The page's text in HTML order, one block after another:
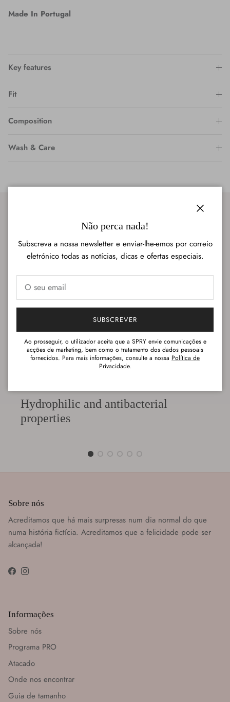
Made In Portugal
Key features
Fit
Composition
Wash & Care
Hydrophilic and antibacterial
properties
Sobre nós
Acreditamos que há mais surpresas num dia normal do que
numa história fictícia. Acreditamos que a felicidade pode ser
alcançada!
FacebookInstagram
Informações
Sobre nós
Programa PRO
Atacado
Onde nos encontrar
Guia de tamanho
Não perca nada!
Subscreva a nossa newsletter e enviar-lhe-emos por correio
eletrónico todas as notícias, dicas e ofertas especiais.
SUBSCREVER
Ao prosseguir, o utilizador aceita que a SPRY envie comunicações e
acções de marketing, bem como o tratamento dos dados pessoais
fornecidos. Para mais informações, consulte a nossa Política de
Privacidade.